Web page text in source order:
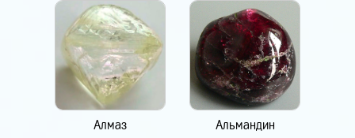
Алмаз Альмандин